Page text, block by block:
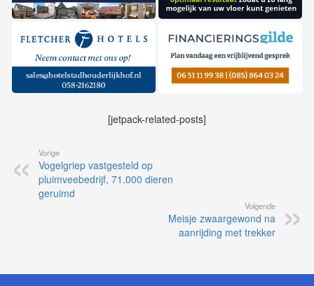
[jetpack-related-posts]
Vorige
Vogelgriep vastgesteld op
pluimveebedrijf, 71.000 dieren
geruimd
Volgende
Meisje zwaargewond na
aanrijding met trekker